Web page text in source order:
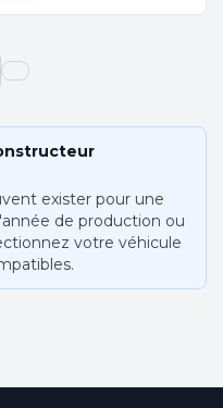
exister pour une
de production ou
votre véhicule